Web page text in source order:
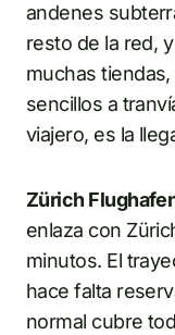
andenes
resto de la red,
muchas
sencillos a
viajero, es la
Zürich
enlaza con
minutos. El
hace falta
normal cubre